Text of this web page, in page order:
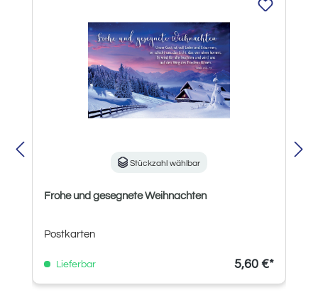
Stückzahl wählbar
Frohe und gesegnete Weihnachten
Postkarten
Lieferbar 5,60 €*